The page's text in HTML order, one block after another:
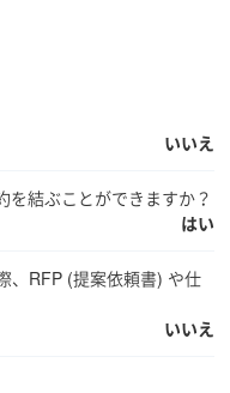
いいえ
を結ぶことができますか？
はい
、RFP (提案依頼書) や仕
いいえ